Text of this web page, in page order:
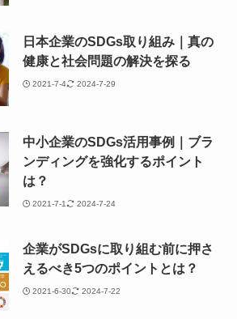
2021-7-4 2024-7-29
日本企業のSDGs取り組み｜真の
健康と社会問題の解決を探る
2021-7-1 2024-7-24
中小企業のSDGs活用事例｜ブラ
ンディングを強化するポイント
は？
2021-6-30 2024-7-22
企業がSDGsに取り組む前に押さ
えるべき5つのポイントとは？